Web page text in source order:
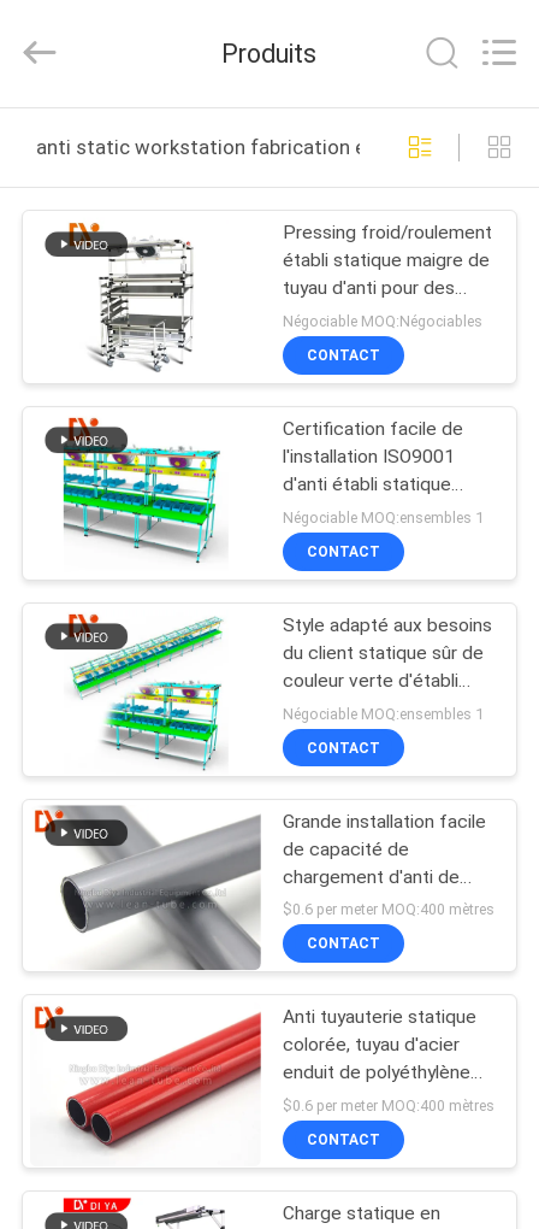
PRODUITS
SUJET
NOUS
VISITE
D'USINE
CONTRÔLE
QUALITÉ
CONTACTEZ-
NOUS
NOUVELLES
DEMANDEZ
UNE
CITATION
PLAN
Equipment
Rights
Produits
anti static workstation fabrication en ligne
Pressing froid/roulement
établi statique maigre de
tuyau d'anti pour des
industries
Négociable MOQ:Négociables
CONTACT
Certification facile de
l'installation ISO9001
d'anti établi statique
galvanisé en acier
Négociable MOQ:ensembles 1
CONTACT
Style adapté aux besoins
du client statique sûr de
couleur verte d'établi
d'ESD anti pour la chaîne
de montage
Négociable MOQ:ensembles 1
CONTACT
Grande installation facile
de capacité de
chargement d'anti de
charge statique d'ESD
de maigre couleur grise
de tube
$0.6 per meter MOQ:400 mètres
CONTACT
Anti tuyauterie statique
colorée, tuyau d'acier
enduit de polyéthylène
de support de Worshop
$0.6 per meter MOQ:400 mètres
CONTACT
Charge statique en